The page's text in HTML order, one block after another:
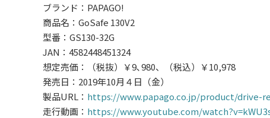
ブランド：PAPAGO!
商品名：GoSafe 130V2
型番：GS130-32G
JAN：4582448451324
想定売価：（税抜）￥9､980、（税込）￥10,978
発売日：2019年10月４日（金）
製品URL： https://www.papago.co.jp/product/drive-
走行動画： https://www.youtube.com/